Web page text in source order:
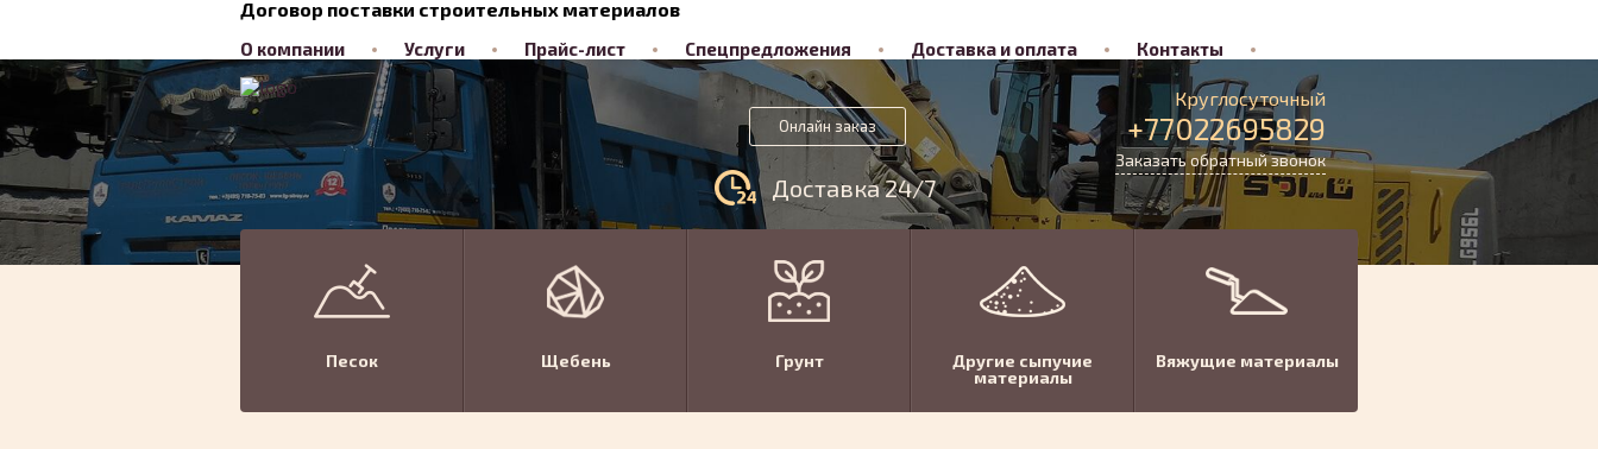
Договор поставки строительных материалов
О компании Услуги Прайс-лист Спецпредложения Доставка и оплата Контакты
Онлайн заказ
Доставка 24/7
Круглосуточный
+77022695829
Заказать обратный звонок
Песок Щебень Грунт
Другие сыпучие
материалы
Вяжущие материалы